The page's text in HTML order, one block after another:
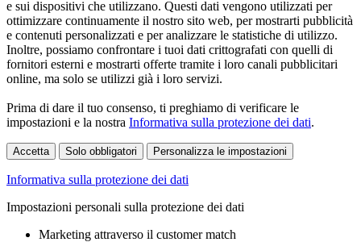
e sui dispositivi che utilizzano. Questi dati vengono utilizzati per
ottimizzare continuamente il nostro sito web, per mostrarti pubblicità
e contenuti personalizzati e per analizzare le statistiche di utilizzo.
Inoltre, possiamo confrontare i tuoi dati crittografati con quelli di
fornitori esterni e mostrarti offerte tramite i loro canali pubblicitari
online, ma solo se utilizzi già i loro servizi.
Prima di dare il tuo consenso, ti preghiamo di verificare le
impostazioni e la nostra Informativa sulla protezione dei dati.
Accetta Solo obbligatori Personalizza le impostazioni
Informativa sulla protezione dei dati
Impostazioni personali sulla protezione dei dati
Marketing attraverso il customer match